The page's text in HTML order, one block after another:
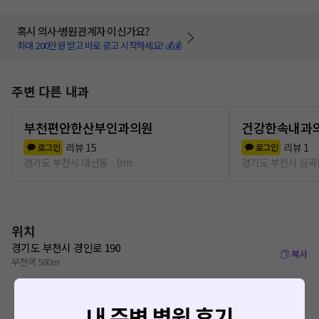
혹시 의사·병원관계자 이신가요?
최대 200만원 받고 바로 광고 시작하세요! 💰💰
주변 다른 내과
부천편안한산부인과의원
로그인 리뷰 15
경기도 부천시 대산동
0m
건강한속내과
로그인 리뷰 1
경기도 부천시 심
위치
경기도 부천시 경인로 190
부천역 580m
복사